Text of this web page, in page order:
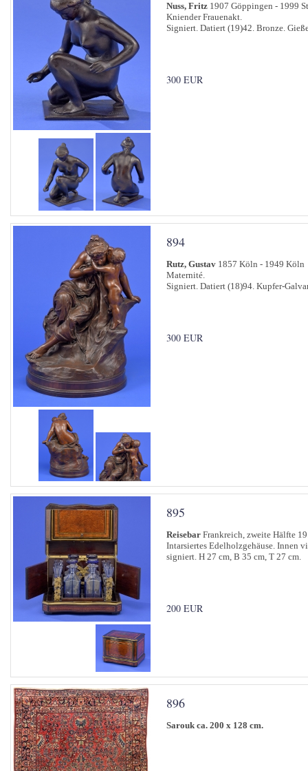
Nuss, Fritz 1907 Göppingen - 1999
Kniender Frauenakt.
Signiert. Datiert (19)42. Bronze.
300 EUR
894
Rutz, Gustav 1857 Köln - 1949 Köln
Maternité.
Signiert. Datiert (18)94. Kupfer-
300 EUR
895
Reisebar Frankreich, zweite Hälfte
Intarsiertes Edelholzgehäuse. Innen
signiert. H 27 cm, B 35 cm, T 27 cm.
200 EUR
896
Sarouk ca. 200 x 128 cm.